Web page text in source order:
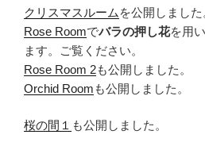
クリスマスルーム を公開しました
Rose Roomでバラの押し花を用
ます。ご覧ください。
Rose Room 2も公開しました。
Orchid Room も公開しました。
桜の間１ も公開しました。